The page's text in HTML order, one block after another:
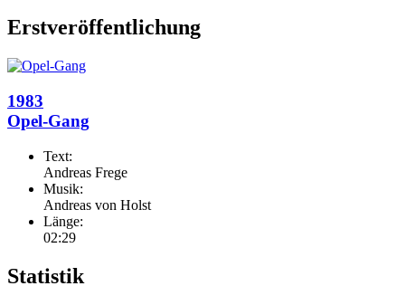
Erstveröffentlichung
1983
Opel-Gang
Text:
Andreas Frege
Musik:
Andreas von Holst
Länge:
02:29
Statistik